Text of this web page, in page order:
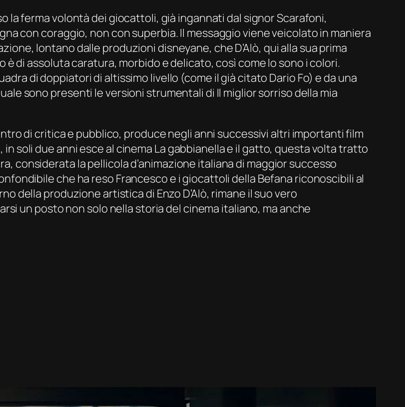
ferma volontà dei giocattoli, già ingannati dal signor Scarafoni,
con coraggio, non con superbia. Il messaggio viene veicolato in maniera
lontano dalle produzioni disneyane, che D’Alò, qui alla sua prima
di assoluta caratura, morbido e delicato, così come lo sono i colori.
di doppiatori di altissimo livello (come il già citato Dario Fo) e da una
sono presenti le versioni strumentali di Il miglior sorriso della mia
di critica e pubblico, produce negli anni successivi altri importanti film
soli due anni esce al cinema La gabbianella e il gatto, questa volta tratto
considerata la pellicola d’animazione italiana di maggior successo
che ha reso Francesco e i giocattoli della Befana riconoscibili al
della produzione artistica di Enzo D’Alò, rimane il suo vero
un posto non solo nella storia del cinema italiano, ma anche